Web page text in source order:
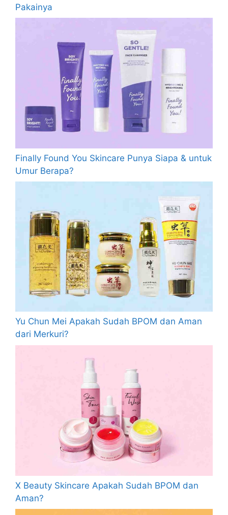
Pakainya
Finally Found You Skincare Punya Siapa & untuk
Umur Berapa?
Yu Chun Mei Apakah Sudah BPOM dan Aman
dari Merkuri?
X Beauty Skincare Apakah Sudah BPOM dan
Aman?